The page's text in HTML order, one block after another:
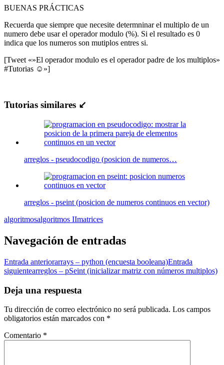
BUENAS PRÁCTICAS
Recuerda que siempre que necesite determninar el multiplo de un
numero debe usar el operador modulo (%). Si el resultado es 0
indica que los numeros son mutiplos entres si.
[Tweet «»El operador modulo es el operador padre de los multiplos»
#Tutorias ☺»]
Tutorias similares ↙
arreglos - pseudocodigo (posicion de numeros…
arreglos - pseint (posicion de numeros continuos en vector)
algoritmosalgoritmos IImatrices
Navegación de entradas
Entrada anteriorarrays – python (encuesta booleana)Entrada
siguientearreglos – pSeint (inicializar matriz con números multiplos)
Deja una respuesta
Tu dirección de correo electrónico no será publicada. Los campos
obligatorios están marcados con *
Comentario *